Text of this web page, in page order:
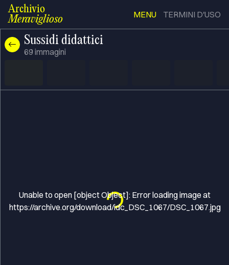
Archivio
Meraviglioso
MENU TERMINI D'USO
Sussidi didattici
69 immagini
Loading...
Unable to open [object Object]: Error loading image at
https://archive.org/download/idc_DSC_1067/DSC_1067.jpg